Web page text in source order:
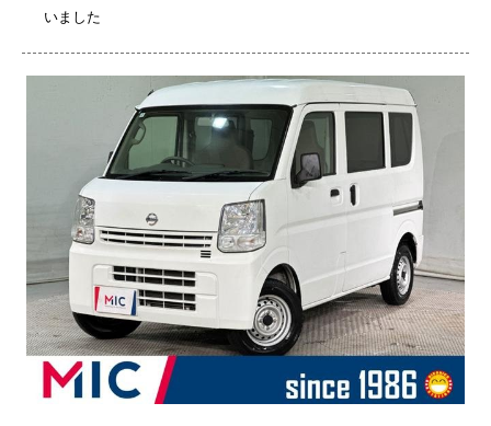
いました